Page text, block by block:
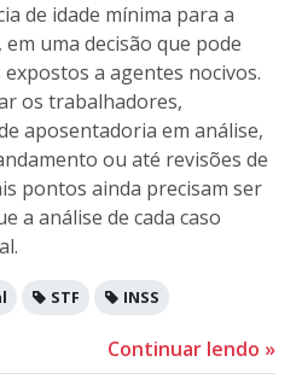
de idade mínima para a
uma decisão que pode
a agentes nocivos.
os trabalhadores,
aposentadoria em análise,
ou até revisões de
pontos ainda precisam ser
a análise de cada caso
STF INSS
Continuar lendo »